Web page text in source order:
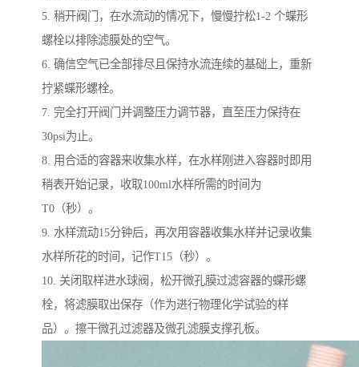
5. 稍开阀门，在水流动的情况下，慢慢拧松1-2 个蝶形
螺栓以排除滤膜处的空气。
6. 确信空气已全部排尽且保持水流连续的基础上，重新
拧紧蝶形螺栓。
7. 完全打开阀门并调整压力调节器，直至压力保持在
30psi为止。
8. 用合适的容器来收集水样，在水样刚进入容器时即用
稍表开始记录，收取100ml水样所需的时间为
T0（秒）。
9. 水样流动15分钟后，再次用容器收集水样并记录收集
水样所花的时间，记作T15（秒）。
10. 关闭取样进水球阀，松开微孔膜过滤容器的蝶形螺
栓，将滤膜取出保存（作为进行物理化学试验的样
品）。擦干微孔过滤器及微孔滤膜支撑孔板。